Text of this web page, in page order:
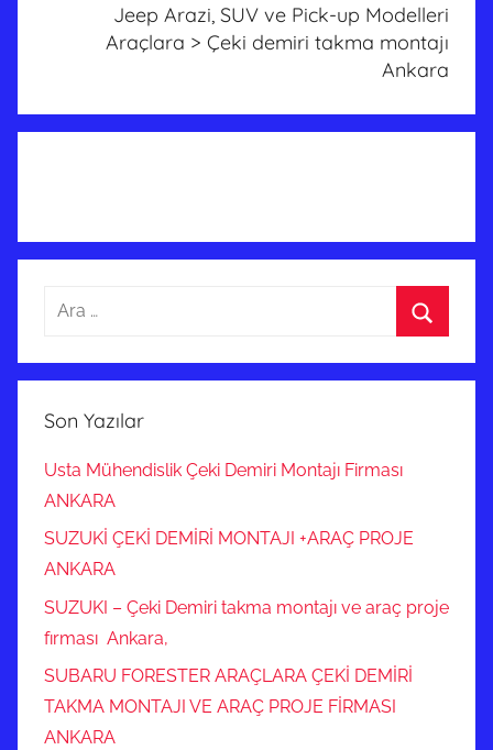
Jeep Arazi, SUV ve Pick-up Modelleri
Araçlara > Çeki demiri takma montajı
Ankara
Arama:
Son Yazılar
Usta Mühendislik Çeki Demiri Montajı Firması
ANKARA
SUZUKİ ÇEKİ DEMİRİ MONTAJI +ARAÇ PROJE
ANKARA
SUZUKI – Çeki Demiri takma montajı ve araç proje
fırması Ankara,
SUBARU FORESTER ARAÇLARA ÇEKİ DEMİRİ
TAKMA MONTAJI VE ARAÇ PROJE FİRMASI
ANKARA